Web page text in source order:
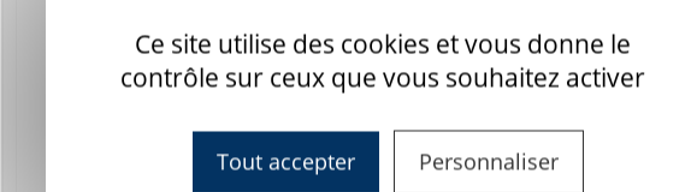
Ce site utilise des cookies et vous donne le
contrôle sur ceux que vous souhaitez activer
Tout accepter Personnaliser